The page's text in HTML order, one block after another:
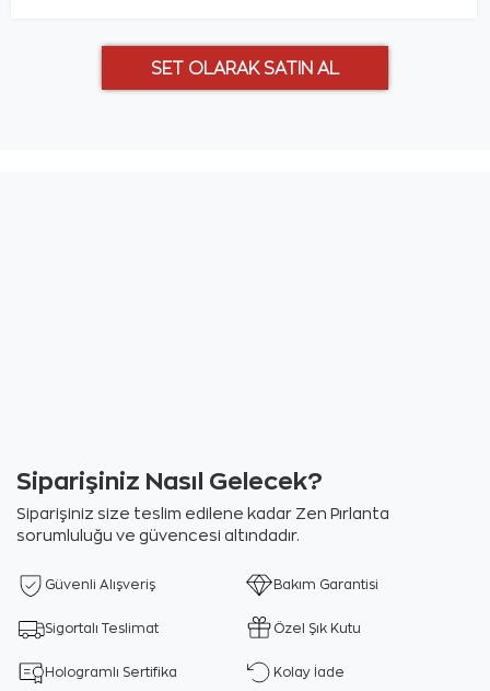
Siparişiniz Nasıl Gelecek?
Siparişiniz size teslim edilene kadar Zen Pırlanta
sorumluluğu ve güvencesi altındadır.
Güvenli Alışveriş Bakım Garantisi
Sigortalı Teslimat Özel Şık Kutu
Hologramlı Sertifika Kolay İade